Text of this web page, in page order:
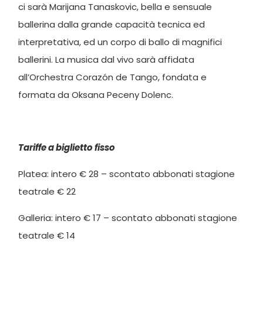
ci sarà Marijana Tanaskovic, bella e sensuale
ballerina dalla grande capacità tecnica ed
interpretativa, ed un corpo di ballo di magnifici
ballerini. La musica dal vivo sarà affidata
all’Orchestra Corazón de Tango, fondata e
formata da Oksana Peceny Dolenc.
Tariffe a biglietto fisso
Platea: intero € 28 – scontato abbonati stagione
teatrale € 22
Galleria: intero € 17 – scontato abbonati stagione
teatrale € 14